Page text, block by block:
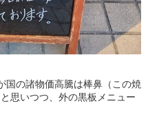
国の諸物価高騰は棒鼻（この焼
思いつつ、外の黒板メニュー